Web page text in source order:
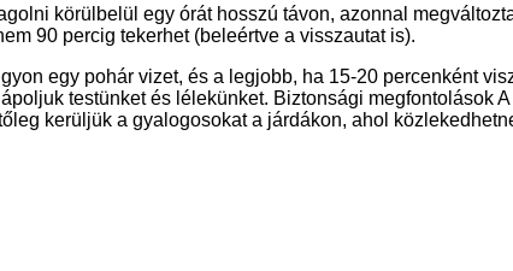
körülbelül egy órát hosszú távon, azonnal
90 percig tekerhet (beleértve a visszautat is).
egy pohár vizet, és a legjobb, ha 15-20 percenként
testünket és lélekünket. Biztonsági megfontolások
kerüljük a gyalogosokat a járdákon, ahol